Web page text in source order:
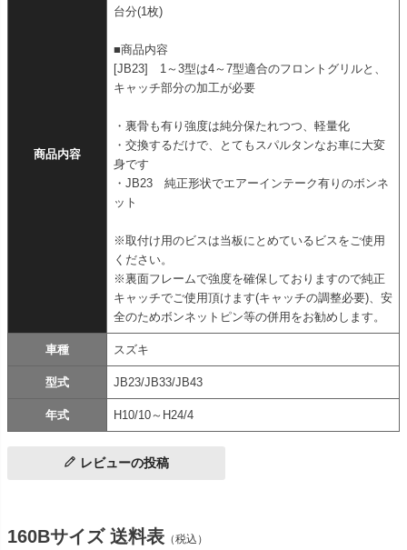
商品内容
台分(1枚)
■商品内容
[JB23] 1～3型は4～7型適合のフロントグリルと、
キャッチ部分の加工が必要
・裏骨も有り強度は純分保たれつつ、軽量化
・交換するだけで、とてもスパルタンなお車に大変
身です
・JB23 純正形状でエアーインテーク有りのボンネ
ット
※取付け用のビスは当板にとめているビスをご使用
ください。
※裏面フレームで強度を確保しておりますので純正
キャッチでご使用頂けます(キャッチの調整必要)、安
全のためボンネットピン等の併用をお勧めします。
車種 スズキ
型式 JB23/JB33/JB43
年式 H10/10～H24/4
レビューの投稿
160Bサイズ 送料表 （税込）